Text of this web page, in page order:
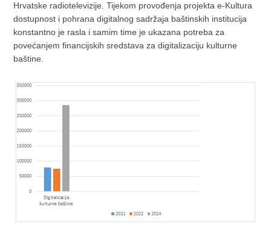
Hrvatske radiotelevizije. Tijekom provođenja projekta e-Kultura
dostupnost i pohrana digitalnog sadržaja baštinskih institucija
konstantno je rasla i samim time je ukazana potreba za
povećanjem financijskih sredstava za digitalizaciju kulturne
baštine.